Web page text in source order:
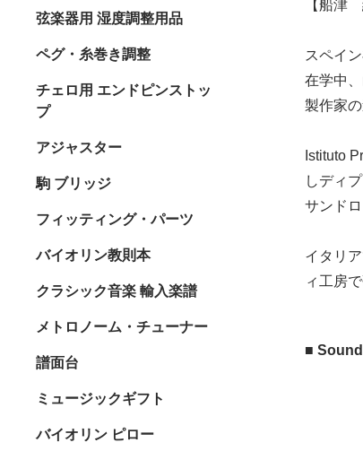
弦楽器用 湿度調整用品
ペグ・糸巻き調整
チェロ用 エンドピンストッ
プ
アジャスター
駒 ブリッジ
フィッティング・パーツ
バイオリン教則本
クラシック音楽 輸入楽譜
メトロノーム・チューナー
譜面台
ミュージックギフト
バイオリン ピロー
【船津
スペイ
在学中
製作家
Istituto
しディ
サンド
イタリ
ィ工房
■